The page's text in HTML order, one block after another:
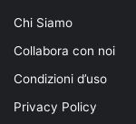
Chi Siamo
Collabora con noi
Condizioni d’uso
Privacy Policy